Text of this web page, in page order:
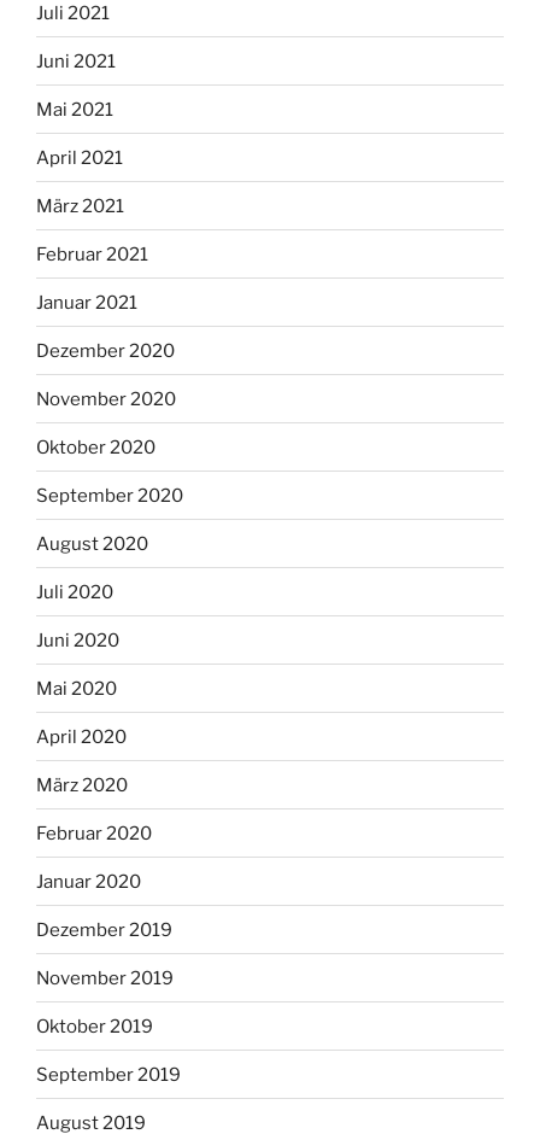
Juli 2021
Juni 2021
Mai 2021
April 2021
März 2021
Februar 2021
Januar 2021
Dezember 2020
November 2020
Oktober 2020
September 2020
August 2020
Juli 2020
Juni 2020
Mai 2020
April 2020
März 2020
Februar 2020
Januar 2020
Dezember 2019
November 2019
Oktober 2019
September 2019
August 2019